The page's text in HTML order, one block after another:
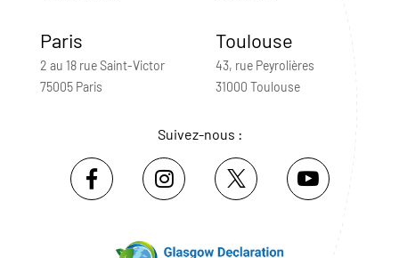
Paris
2 au 18 rue Saint-Victor
75005 Paris
Toulouse
43, rue Peyrolières
31000 Toulouse
Suivez-nous :